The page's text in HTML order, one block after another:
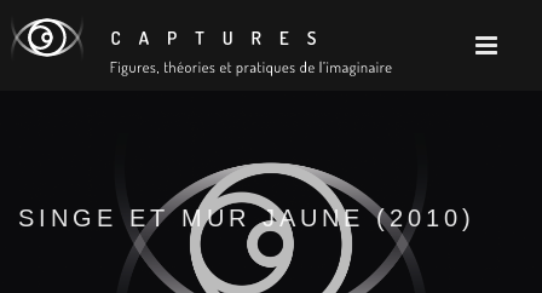
SINGE ET MUR JAUNE (2010)